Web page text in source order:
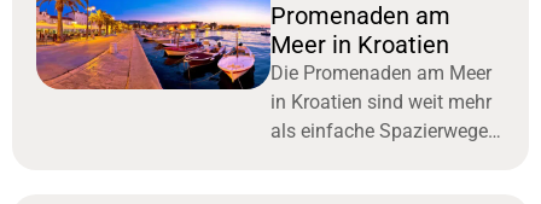
Promenaden am
Meer in Kroatien
Die Promenaden am Meer
in Kroatien sind weit mehr
als einfache Spazierwege.